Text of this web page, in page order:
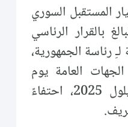
المستقبل السوري
بالقرار الرئاسي
رئاسة الجمهورية،
العامة يوم
الخميس الموافق 4 أيلول 2025، احتفاءً